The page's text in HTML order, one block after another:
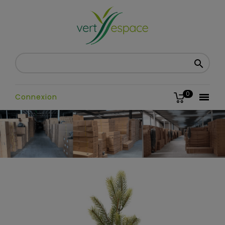


0
Connexion